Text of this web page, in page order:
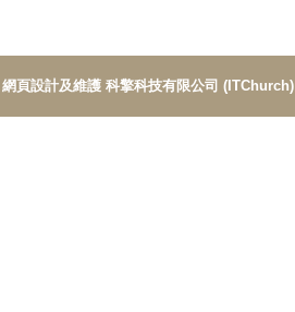
頁設計及維護 科擎科技有限公司 (ITChurch)